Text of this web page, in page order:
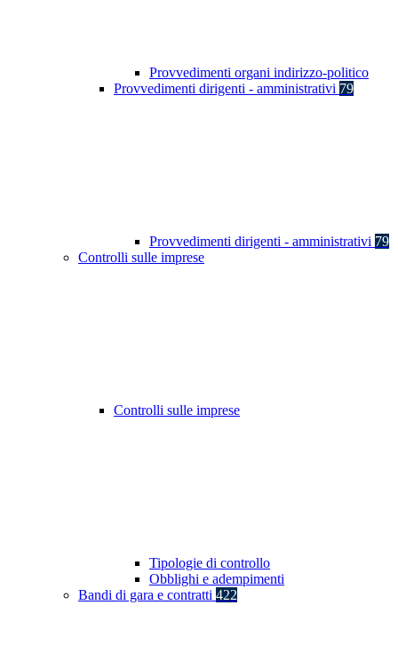
Provvedimenti organi indirizzo-politico
Provvedimenti dirigenti - amministrativi 79
Provvedimenti dirigenti - amministrativi 79
Controlli sulle imprese
Controlli sulle imprese
Tipologie di controllo
Obblighi e adempimenti
Bandi di gara e contratti 422